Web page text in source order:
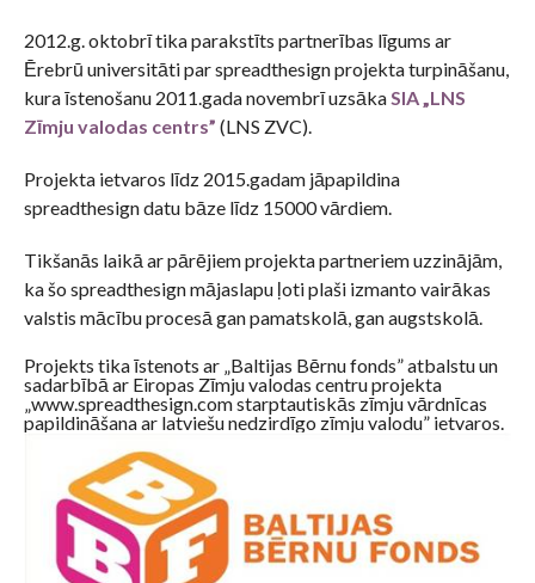
2012.g. oktobrī tika parakstīts partnerības līgums ar
Ērebrū universitāti par spreadthesign projekta turpināšanu,
kura īstenošanu 2011.gada novembrī uzsākaSIA „LNS
Zīmju valodas centrs” (LNS ZVC).
Projekta ietvaros līdz 2015.gadam jāpapildina
spreadthesign datu bāze līdz 15000 vārdiem.
Tikšanās laikā ar pārējiem projekta partneriem uzzinājām,
ka šo spreadthesign mājaslapu ļoti plaši izmanto vairākas
valstis mācību procesā gan pamatskolā, gan augstskolā.
Projekts tika īstenots ar „Baltijas Bērnu fonds” atbalstu un
sadarbībā ar Eiropas Zīmju valodas centru projekta
„www.spreadthesign.com starptautiskās zīmju vārdnīcas
papildināšana ar latviešu nedzirdīgo zīmju valodu” ietvaros.